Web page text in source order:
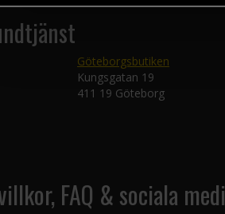
Göteborgsbutiken
Kungsgatan 19
411 19 Göteborg
FAQ & sociala